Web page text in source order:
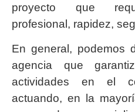
proyecto que
profesional, rapidez,
En general, podemos
agencia que
actividades en el
actuando, en la